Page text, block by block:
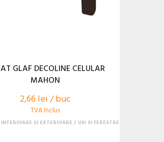
GLAF DECOLINE CELULAR
MAHON
2,66 lei / buc
TVA Inclus
SI EXTERIOARE USI SI FERESTRE